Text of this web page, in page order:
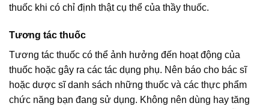
thuốc khi có chỉ định thật cụ thể của thầy thuốc.
Tương tác thuốc
Tương tác thuốc có thể ảnh hưởng đến hoạt động của
thuốc hoặc gây ra các tác dụng phụ. Nên báo cho bác sĩ
hoặc dược sĩ danh sách những thuốc và các thực phẩm
chức năng bạn đang sử dụng. Không nên dùng hay tăng